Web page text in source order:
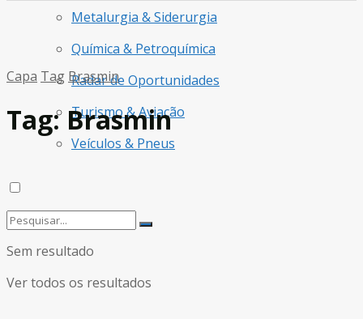
Metalurgia & Siderurgia
Química & Petroquímica
Radar de Oportunidades
Turismo & Aviação
Veículos & Pneus
Sem resultado
Ver todos os resultados
Capa Tag Brasmin
Tag:Brasmin